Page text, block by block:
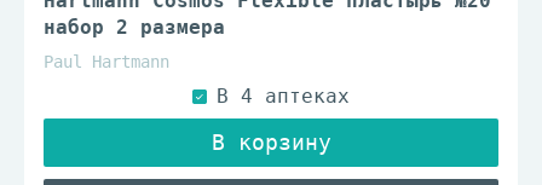
набор 2 размера
Paul Hartmann